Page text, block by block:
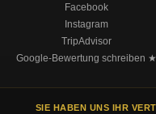
Facebook
Instagram
TripAdvisor
Google-Bewertung schreiben ★
SIE HABEN UNS IHR